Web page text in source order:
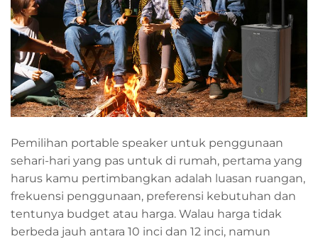
Pemilihan portable speaker untuk penggunaan
sehari-hari yang pas untuk di rumah, pertama yang
harus kamu pertimbangkan adalah luasan ruangan,
frekuensi penggunaan, preferensi kebutuhan dan
tentunya budget atau harga. Walau harga tidak
berbeda jauh antara 10 inci dan 12 inci, namun